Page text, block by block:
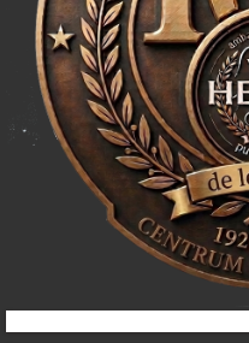
de ijsspecialist
flakkeecialiteiten
skitaart
webshop